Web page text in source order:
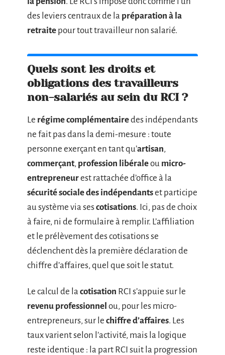
des leviers centraux de la préparation à la
retraite pour tout travailleur non salarié.
Quels sont les droits et
obligations des travailleurs
non-salariés au sein du RCI ?
Le régime complémentairedes indépendants
ne fait pas dans la demi-mesure : toute
personne exerçant en tant qu’artisan,
commerçant, profession libéraleou micro-
entrepreneurest rattachée d’office à la
sécurité sociale des indépendantset participe
au système via sescotisations. Ici, pas de choix
à faire, ni de formulaire à remplir. L’affiliation
et le prélèvement des cotisations se
déclenchent dès la première déclaration de
chiffre d’affaires, quel que soit le statut.
Le calcul de la cotisation RCI s’appuie sur le
revenu professionnel ou, pour les micro-
entrepreneurs, sur le chiffre d’affaires. Les
taux varient selon l’activité, mais la logique
reste identique : la part RCI suit la progression